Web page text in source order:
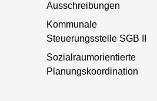
Ausschreibungen
Kommunale
Steuerungsstelle SGB II
Sozialraumorientierte
Planungskoordination